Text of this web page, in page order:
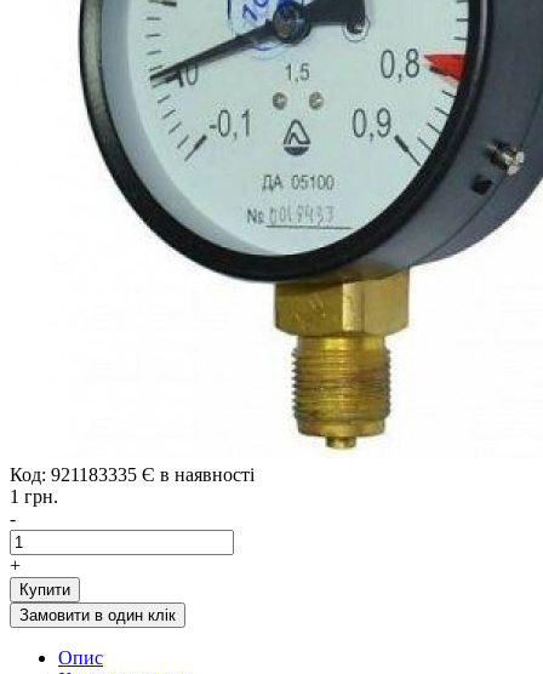
Код: 921183335 Є в наявності
1 грн.
-
+
Купити
Замовити в один клік
Опис